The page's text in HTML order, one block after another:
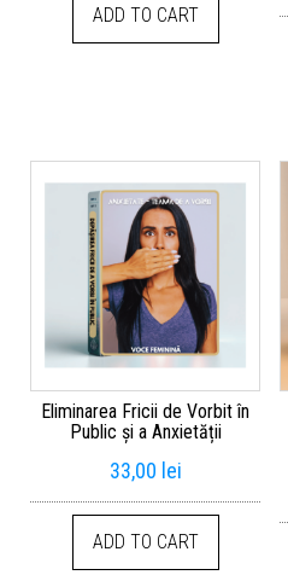
ADD TO CART
Eliminarea Fricii de Vorbit în
Public și a Anxietății
33,00 lei
ADD TO CART